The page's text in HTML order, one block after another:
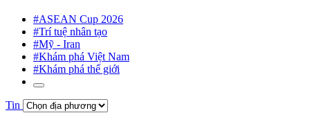
#ASEAN Cup 2026
#Trí tuệ nhân tạo
#Mỹ - Iran
#Khám phá Việt Nam
#Khám phá thế giới
Tin